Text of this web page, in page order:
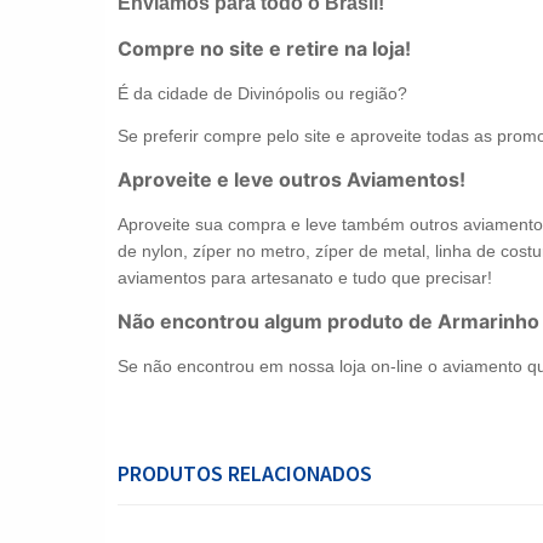
Compre no site e retire na loja!
É da cidade de Divinópolis ou região?
Se preferir compre pelo site e aproveite todas as
Aproveite e leve outros Aviamentos!
Aproveite sua compra e leve também outros
de nylon, zíper no metro, zíper de metal, linha de
aviamentos para artesanato e tudo que precisar!
Não encontrou algum produto de
Se não encontrou em nossa loja on-line o aviamento
PRODUTOS RELACIONADOS